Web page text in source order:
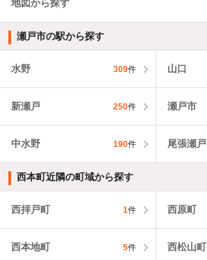
地図から探す
瀬戸市の駅から探す
水野 309件 山口
新瀬戸 250件 瀬戸市
中水野 190件 尾張瀬戸
西本町近隣の町域から探す
西拝戸町 1件 西原町
西本地町 5件 西松山町